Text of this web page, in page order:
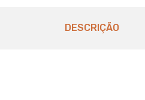
DESCRIÇÃO